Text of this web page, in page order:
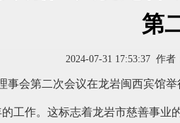
第
2024-07-31 17:53:37 作
事会第二次会议在龙岩闽西宾馆
工作。这标志着龙岩市慈善事业